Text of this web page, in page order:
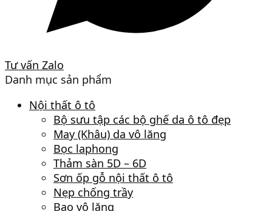
Tư vấn Zalo
Danh mục sản phẩm
Nội thất ô tô
Bộ sưu tập các bộ ghế da ô tô đẹp
May (Khâu) da vô lăng
Bọc laphong
Thảm sàn 5D – 6D
Sơn ốp gỗ nội thất ô tô
Nẹp chống trầy
Bao vô lăng